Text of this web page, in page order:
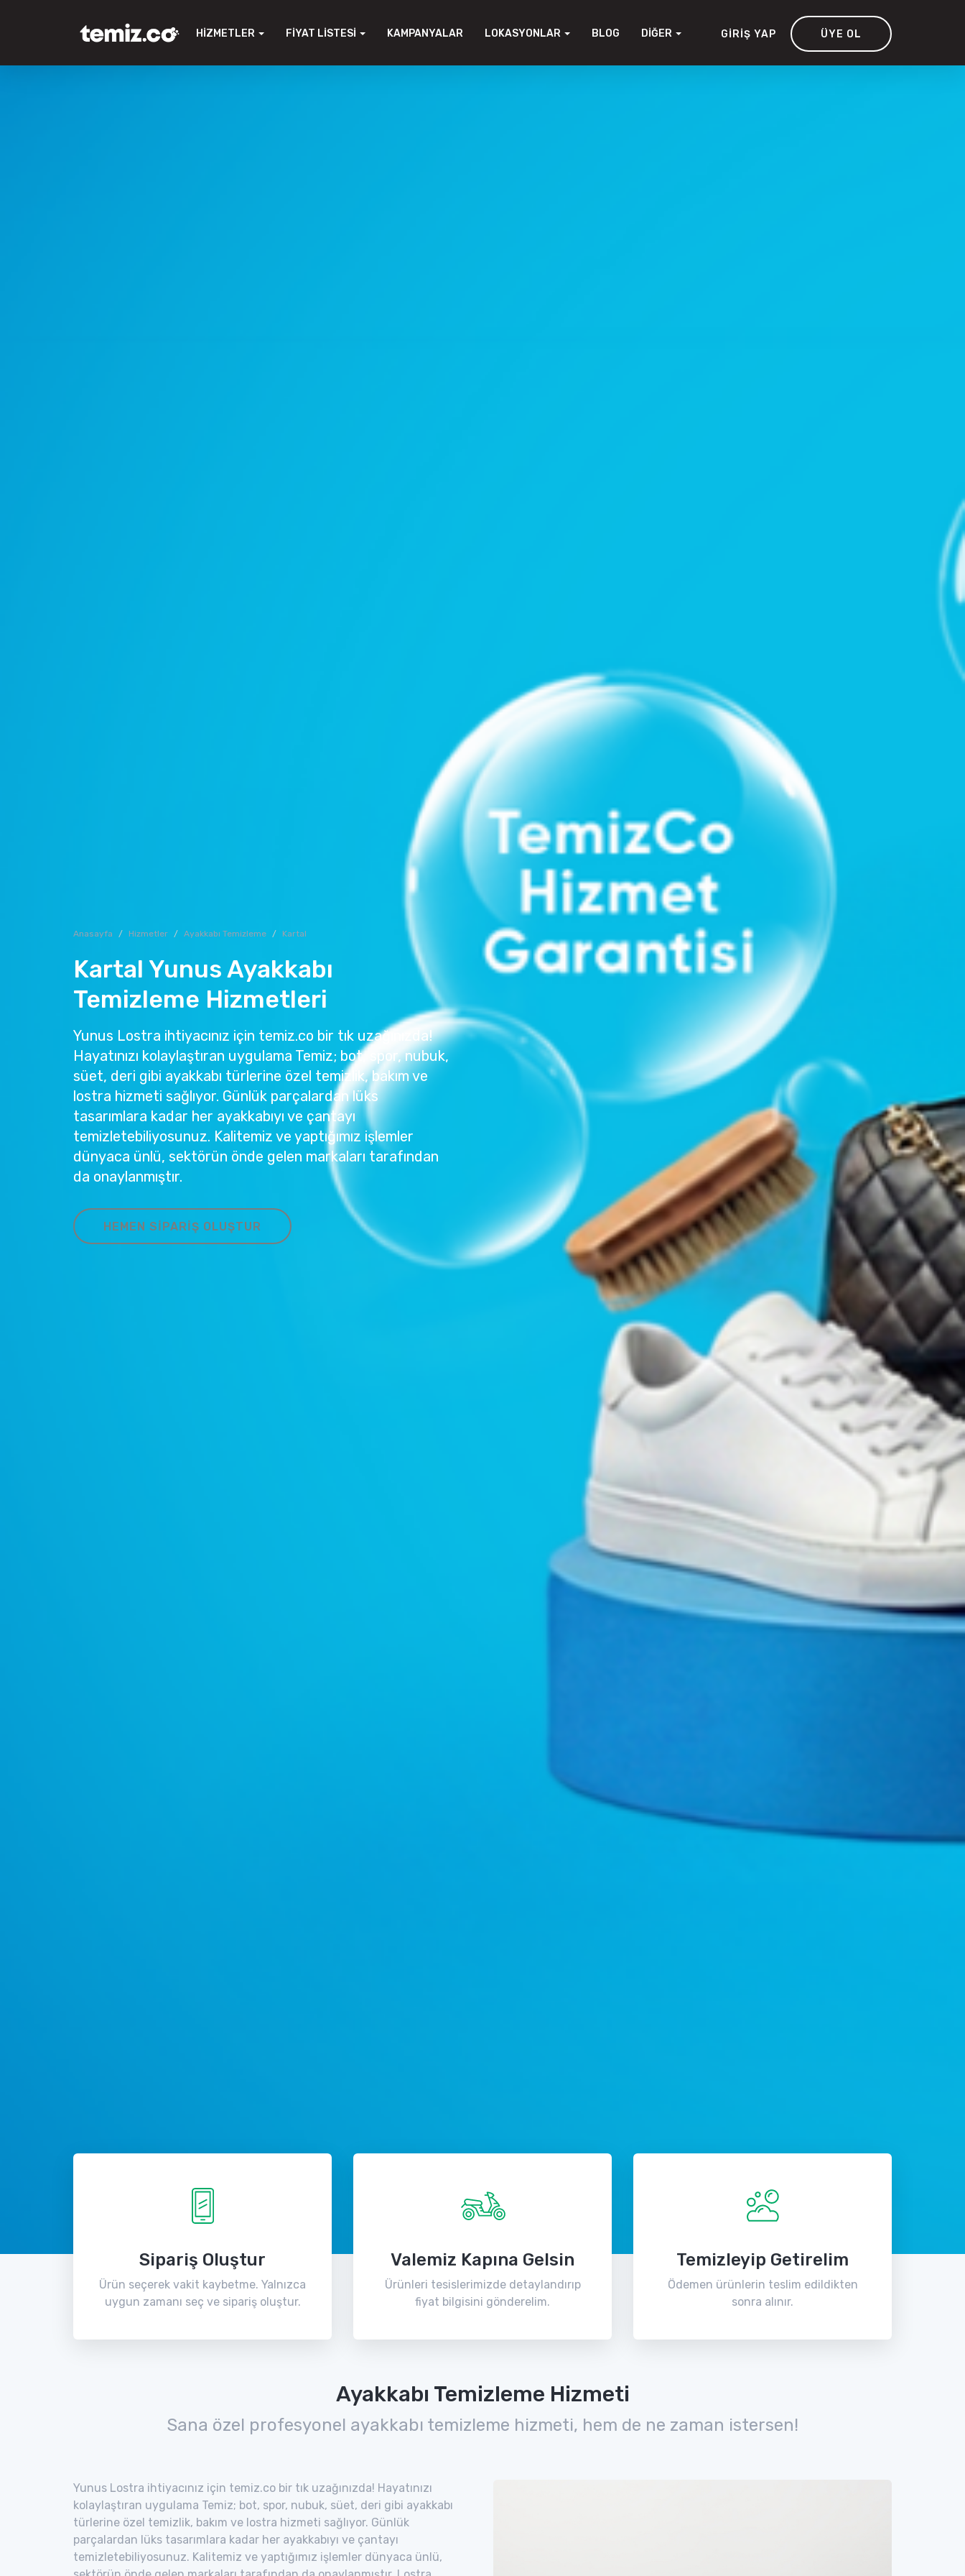
HIZMETLER FIYAT LISTESI KAMPANYALAR LOKASYONLAR BLOG DIĞER GIRIŞ YAP ÜYE OL
Anasayfa Hizmetler Ayakkabı Temizleme Kartal
Kartal Yunus Ayakkabı
Temizleme Hizmetleri
Yunus Lostra ihtiyacınız için temiz.co bir tık uzağınızda!
Hayatınızı kolaylaştıran uygulama Temiz; bot, spor, nubuk,
süet, deri gibi ayakkabı türlerine özel temizlik, bakım ve
lostra hizmeti sağlıyor. Günlük parçalardan lüks
tasarımlara kadar her ayakkabıyı ve çantayı
temizletebiliyosunuz. Kalitemiz ve yaptığımız işlemler
dünyaca ünlü, sektörün önde gelen markaları tarafından
da onaylanmıştır.
HEMEN SIPARIŞ OLUŞTUR
Sipariş Oluştur
Ürün seçerek vakit kaybetme. Yalnızca
uygun zamanı seç ve sipariş oluştur.
Valemiz Kapına Gelsin
Ürünleri tesislerimizde detaylandırıp
fiyat bilgisini gönderelim.
Temizleyip Getirelim
Ödemen ürünlerin teslim edildikten
sonra alınır.
Ayakkabı Temizleme Hizmeti
Sana özel profesyonel ayakkabı temizleme hizmeti, hem de ne zaman istersen!
Yunus Lostra ihtiyacınız için temiz.co bir tık uzağınızda! Hayatınızı
kolaylaştıran uygulama Temiz; bot, spor, nubuk, süet, deri gibi ayakkabı
türlerine özel temizlik, bakım ve lostra hizmeti sağlıyor. Günlük
parçalardan lüks tasarımlara kadar her ayakkabıyı ve çantayı
temizletebiliyosunuz. Kalitemiz ve yaptığımız işlemler dünyaca ünlü,